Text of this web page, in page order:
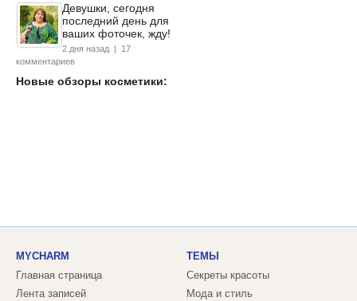
Девушки, сегодня
последний день для
ваших фоточек, жду!
2 дня назад | 17
комментариев
Новые обзоры косметики:
MYCHARM
Главная страница
Лента записей
ТЕМЫ
Секреты красоты
Мода и стиль